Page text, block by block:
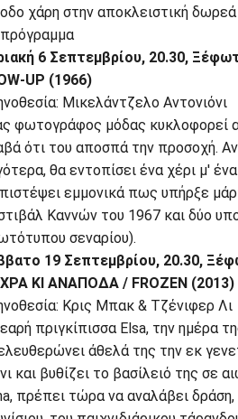
χάρη στην αποκλειστική
6 Σεπτεμβρίου, 20.30,
UP (1966)
Μικελάντζελο Αντονιόνι
φωτογράφος μόδας κυκλοφορεί
ότι του αποσπά την προσοχή.
θα εντοπίσει ένα χέρι μ'
εμμονικά πως υπήρξε
Καννών του 1967 και δύο
σεναρίου).
19 Σεπτεμβρίου, 20.30,
ΚΙ ΑΝΑΠΟΔΑ / FROZEN (2013)
Κρις Μπακ & Τζένιφερ Λι
πριγκίπισσα Elsa, την ημέρα
άθελά της την εκ
και βυθίζει το βασίλειό της σε
πρέπει τώρα να αναλάβει